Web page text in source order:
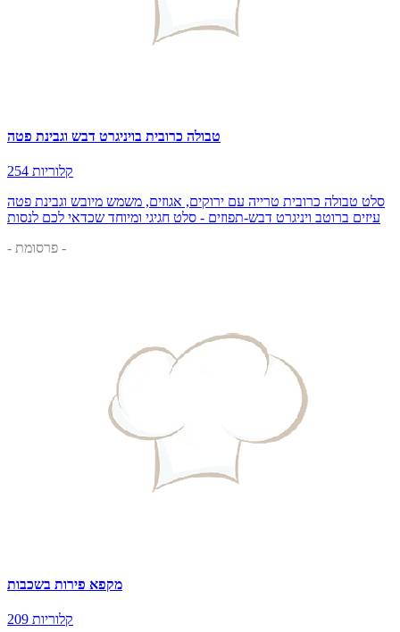
טבולה כרובית בויניגרט דבש וגבינת פטה
254 קלוריות
סלט טבולה כרובית טרייה עם ירוקים, אגוזים, משמש מיובש וגבינת פטה
עיזים ברוטב ויניגרט דבש-תפוזים - סלט חגיגי ומיוחד שכדאי לכם לנסות
- פרסומת -
מקפא פירות בשכבות
209 קלוריות